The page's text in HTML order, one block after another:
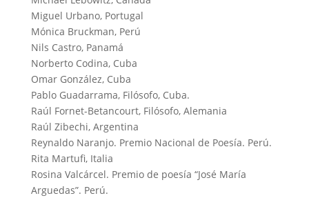
Miguel Urbano, Portugal
Mónica Bruckman, Perú
Nils Castro, Panamá
Norberto Codina, Cuba
Omar González, Cuba
Pablo Guadarrama, Filósofo, Cuba.
Raúl Fornet-Betancourt, Filósofo, Alemania
Raúl Zibechi, Argentina
Reynaldo Naranjo. Premio Nacional de Poesía. Perú.
Rita Martufi, Italia
Rosina Valcárcel. Premio de poesía “José María
Arguedas”. Perú.